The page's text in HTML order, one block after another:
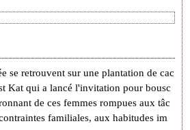
se retrouvent sur une plantation de cac
Kat qui a lancé l'invitation pour bousc
de ces femmes rompues aux tâc
familiales, aux habitudes im